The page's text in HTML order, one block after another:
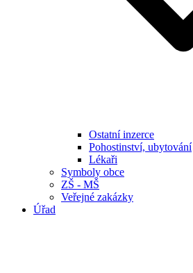
Ostatní inzerce
Pohostinství, ubytování
Lékaři
Symboly obce
ZŠ - MŠ
Veřejné zakázky
Úřad